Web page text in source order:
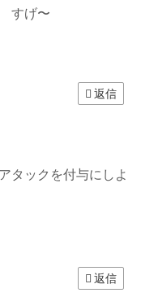
すげ〜
返信
タックを付与にしよ
返信